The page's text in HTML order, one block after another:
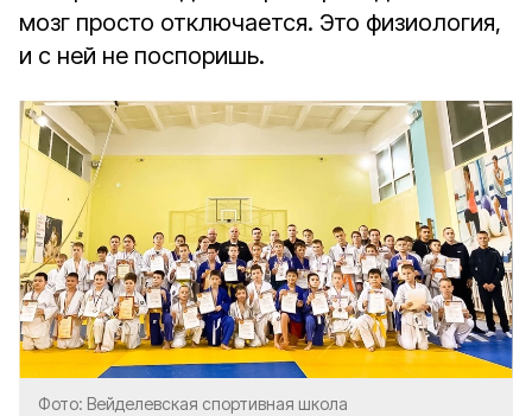
мозг просто отключается. Это физиология,
и с ней не поспоришь.
Фото: Вейделевская спортивная школа